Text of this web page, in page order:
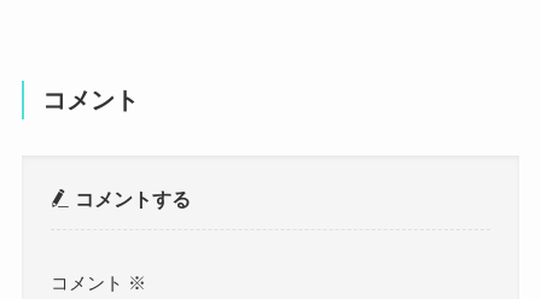
コメント
コメントする
コメント ※